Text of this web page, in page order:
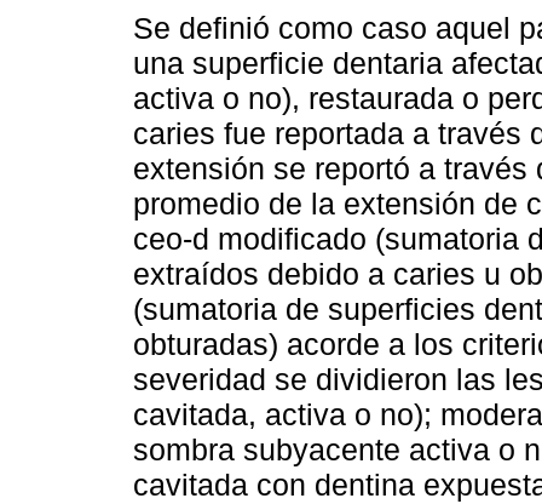
Se definió como caso aquel
una superficie dentaria
activa o no), restaurada o
caries fue reportada a través
extensión se reportó a
promedio de la extensión de
ceo-d modificado (sumatoria
extraídos debido a caries u
(sumatoria de superficies
obturadas) acorde a los
severidad se dividieron las
cavitada, activa o no);
sombra subyacente activa o
cavitada con dentina